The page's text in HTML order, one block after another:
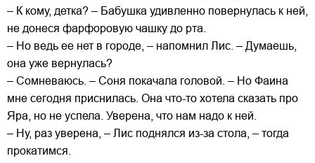
– К кому, детка? – Бабушка удивленно повернулась к ней,
не донеся фарфоровую чашку до рта.
– Но ведь ее нет в городе, – напомнил Лис. – Думаешь,
она уже вернулась?
– Сомневаюсь. – Соня покачала головой. – Но Фаина
мне сегодня приснилась. Она что-то хотела сказать про
Яра, но не успела. Уверена, что нам надо к ней.
– Ну, раз уверена, – Лис поднялся из-за стола, – тогда
прокатимся.